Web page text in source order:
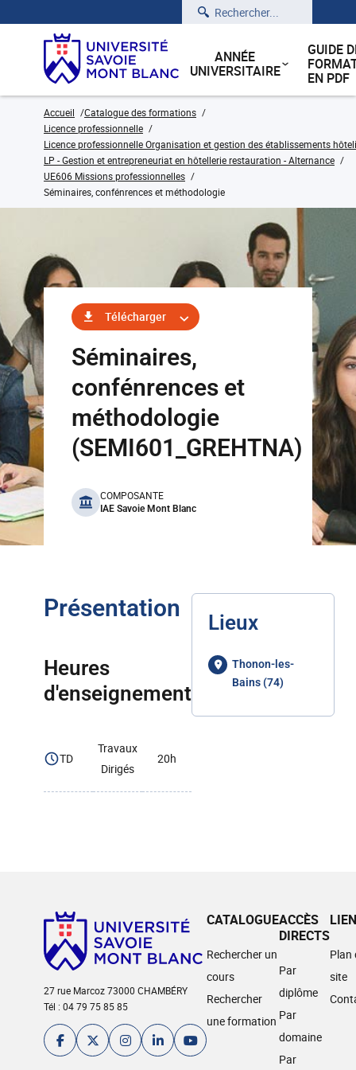
Rechercher
ANNÉE
UNIVERSITAIRE
GUIDE
EN PDF
Accueil
Catalogue des formations
Licence professionnelle
Licence professionnelle Organisation et gestion des établissements
LP - Gestion et entrepreneuriat en hôtellerie restauration - Alternance
UE606 Missions professionnelles
Séminaires, confénrences et méthodologie
Télécharger
Séminaires,
confénrences et
méthodologie
(SEMI601_GREHTNA)
benefits
COMPOSANTE
IAE Savoie Mont Blanc
Présentation
Heures
d'enseignement
TD
Travaux
Dirigés
20h
Lieux
Thonon-les-
Bains (74)
27 rue Marcoz 73000 CHAMBÉRY
Tél : 04 79 75 85 85
CATALOGUE
Rechercher un
cours
Rechercher
une formation
ACCÈS
DIRECTS
Par
diplôme
Par
domaine
Par
Plan
site